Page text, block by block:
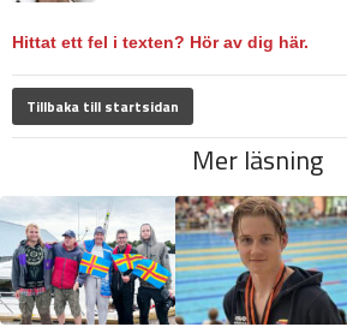
Hittat ett fel i texten? Hör av dig här.
Tillbaka till startsidan
Mer läsning